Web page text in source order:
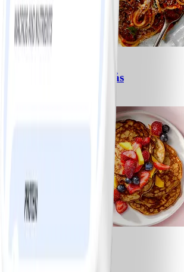
Spagetti med köttfärssås